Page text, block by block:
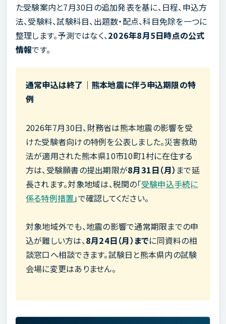
た受験案内と7月30日の追加発表を基に、日程、申込方
法、受験料、試験科目、出題数・配点、科目免除を一つに
整理します。予測ではなく、2026年8月5日時点の公式
情報です。
通常申込は終了｜熊本地震に伴う申込期限の特
例
2026年7月30日、財務省は熊本地震の影響を受
けた受験者向けの特例を公表しました。災害救助
法が適用された熊本県10市10町1村に在住する
方は、受験願書の提出期限が8月31日（月） まで延
長されます。対象地域は、税関の「受験申込手続に
係る特例措置 」で確認してください。
対象地域外でも、地震の影響で通常期限までの申
込が難しい方は、8月24日（月）までに同資料の相
談窓口へ相談できます。試験日と熊本県内の試験
会場に変更はありません。